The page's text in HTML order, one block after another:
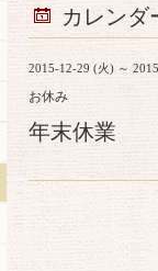
カレンダ
2015-12-29 (火) ～
お休み
年末休業